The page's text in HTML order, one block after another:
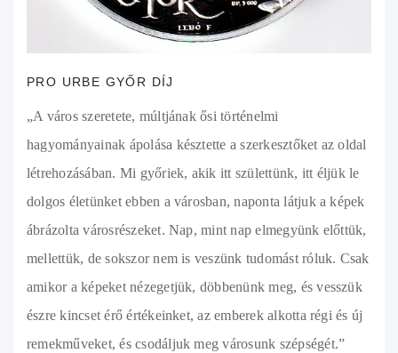
PRO URBE GYŐR DÍJ
„A város szeretete, múltjának ősi történelmi
hagyományainak ápolása késztette a szerkesztőket az oldal
létrehozásában. Mi győriek, akik itt születtünk, itt éljük le
dolgos életünket ebben a városban, naponta látjuk a képek
ábrázolta városrészeket. Nap, mint nap elmegyünk előttük,
mellettük, de sokszor nem is veszünk tudomást róluk. Csak
amikor a képeket nézegetjük, döbbenünk meg, és vesszük
észre kincset érő értékeinket, az emberek alkotta régi és új
remekműveket, és csodáljuk meg városunk szépségét.”